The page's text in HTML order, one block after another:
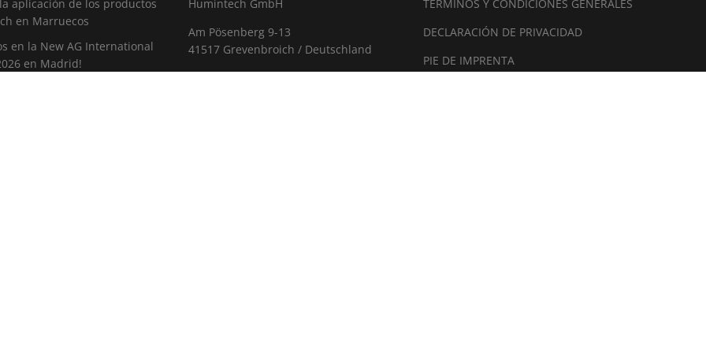
aplicación de los productos
en Marruecos
en la New AG International
en Madrid!
Humintech GmbH
Am Pösenberg 9-13
41517 Grevenbroich / Deutschland
TÉRMINOS Y CONDICIONES GENERALES
DECLARACIÓN DE PRIVACIDAD
PIE DE IMPRENTA